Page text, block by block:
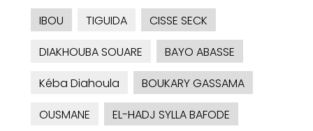
IBOU
TIGUIDA
CISSE SECK
DIAKHOUBA SOUARE
BAYO ABASSE
Kéba Diahoula
BOUKARY GASSAMA
OUSMANE
EL-HADJ SYLLA BAFODE